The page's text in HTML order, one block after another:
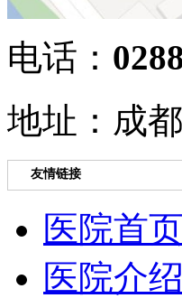
电话：
地址：成
友情链接
医院首页
医院介绍